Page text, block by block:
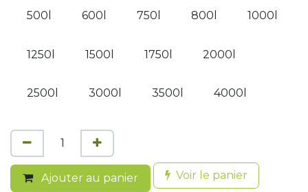
500l 600l 750l 800l 1000l
1250l 1500l 1750l 2000l
2500l 3000l 3500l 4000l
Ajouter au panier Voir le panier